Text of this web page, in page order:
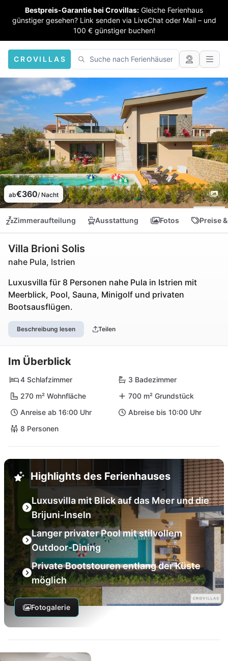
Bestpreis-Garantie bei Crovillas: Gleiche Ferienhaus
günstiger gesehen? Link senden via LiveChat oder Mail – und
100 € günstiger buchen!
CROVILLAS
ab€360/ Nacht
Zimmeraufteilung Ausstattung Fotos Preise
Villa Brioni Solis
nahe Pula, Istrien
Luxusvilla für 8 Personen nahe Pula in Istrien mit
Meerblick, Pool, Sauna, Minigolf und privaten
Bootsausflügen.
Beschreibung lesen Teilen
Im Überblick
4 Schlafzimmer
3 Badezimmer
270 m² Wohnfläche
700 m² Grundstück
Anreise ab 16:00 Uhr
Abreise bis 10:00 Uhr
8 Personen
Highlights des Ferienhauses
Luxusvilla mit Blick auf das Meer und die
Brijuni-Inseln
Langer privater Pool mit stilvollem
Outdoor-Dining
Private Bootstouren entlang der Küste
möglich
Fotogalerie